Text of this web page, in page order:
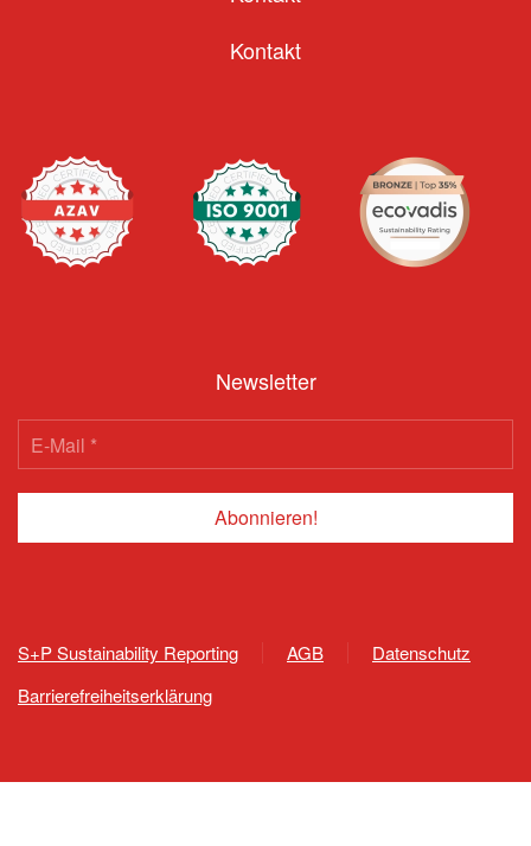
Kontakt
Newsletter
S+P Sustainability Reporting AGB
Datenschutz
Barrierefreiheitserklärung